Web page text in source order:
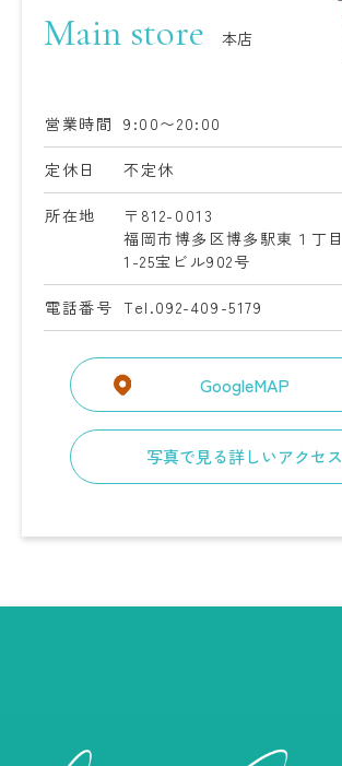
Main store 本店
営業時間 9:00〜20:00
定休日 不定休
所在地
〒812-0013
福岡市博多区博多駅東１丁目
1-25宝ビル902号
電話番号 Tel.092-409-5179
GoogleMAP
写真で見る詳しいアクセス